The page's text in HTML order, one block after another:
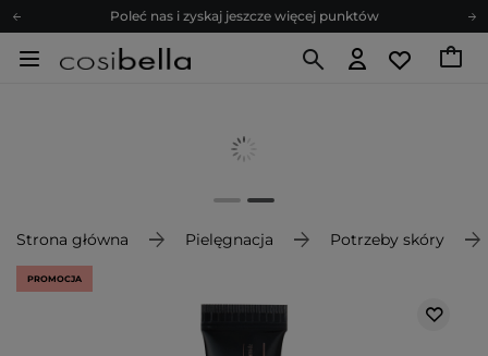
Poleć nas i zyskaj jeszcze więcej punktów
Zapisz się na newsletter pełen porad
Poleć nas i zyskaj jeszcze więcej punktów
Strona główna Pielęgnacja Potrzeby skóry
PROMOCJA